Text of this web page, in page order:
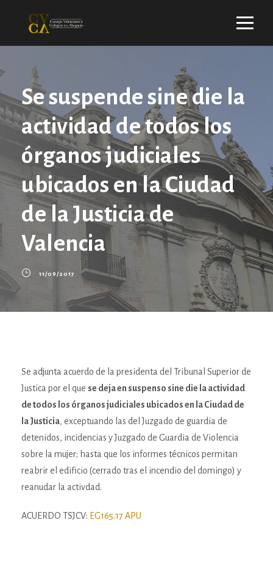
Se suspende sine die la
actividad de todos los
órganos judiciales
ubicados en la Ciudad
de la Justicia de
Valencia
11/09/2017
Se adjunta acuerdo de la presidenta del Tribunal Superior de
Justica por el que se deja en suspenso sine die la actividad
de todos los órganos judiciales ubicados en la Ciudad de
la Justicia, exceptuando las del Juzgado de guardia de
detenidos, incidencias y Juzgado de Guardia de Violencia
sobre la mujer; hasta que los informes técnicos permitan
reabrir el edificio (cerrado tras el incendio del domingo) y
reanudar la activdad.
ACUERDO TSJCV: EG165.17 APU